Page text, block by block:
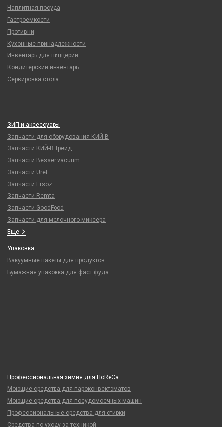
Наплитная посуда
Гастроемкости
Противни
Кухонные принадлежности
Инвентарь для пиццерии
Кондитерский инвентарь
Сервировка стола
ЗИП и аксессуары
Запчасти для оборудования КИЙ-В
Запчасти КИЙ-В Трейд
Запчасти Besser vacuum
Запчасти Uret
Запчасти Ersoz
Запчасти Remta
Запчасти GoodFood
Запчасти для молочного миксера
Еще
Упаковка
Вакуумные пакеты для продуктов
Бумажная упаковка для фаст фуда
Профессиональная химия для HoReCa
Моющие средства для пароконвектоматов
Моющие средства для посудомоечных машин
Профессиональные средства для стирки
Средства по уходу за техникой